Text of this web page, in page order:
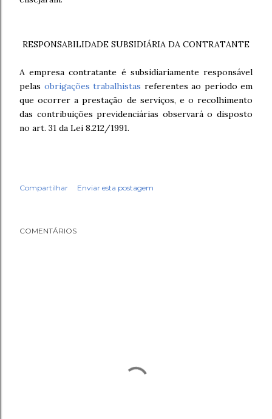
RESPONSABILIDADE SUBSIDIÁRIA DA CONTRATANTE
A empresa contratante é subsidiariamente responsável
pelas obrigações trabalhistas referentes ao período em
que ocorrer a prestação de serviços, e o recolhimento
das contribuições previdenciárias observará o disposto
no art. 31 da Lei 8.212/1991.
Compartilhar Enviar esta postagem
COMENTÁRIOS